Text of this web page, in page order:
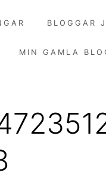
BLOGGAR
MIN GAMLA